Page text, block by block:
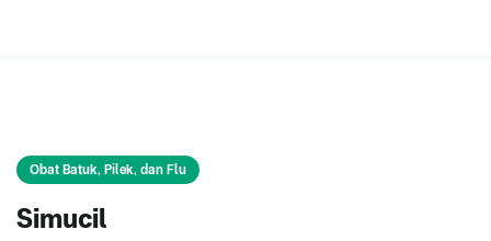
Obat Batuk, Pilek, dan Flu
Simucil